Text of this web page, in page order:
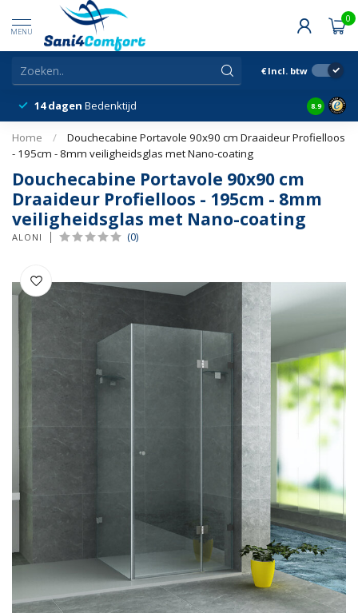
MENU
0
€ Incl. btw
14 dagen Bedenktijd Snelle
8.9
Home /
Douchecabine Portavole 90x90 cm Draaideur Profielloos
- 195cm - 8mm veiligheidsglas met Nano-coating
Douchecabine Portavole 90x90 cm
Draaideur Profielloos - 195cm - 8mm
veiligheidsglas met Nano-coating
ALONI (0)